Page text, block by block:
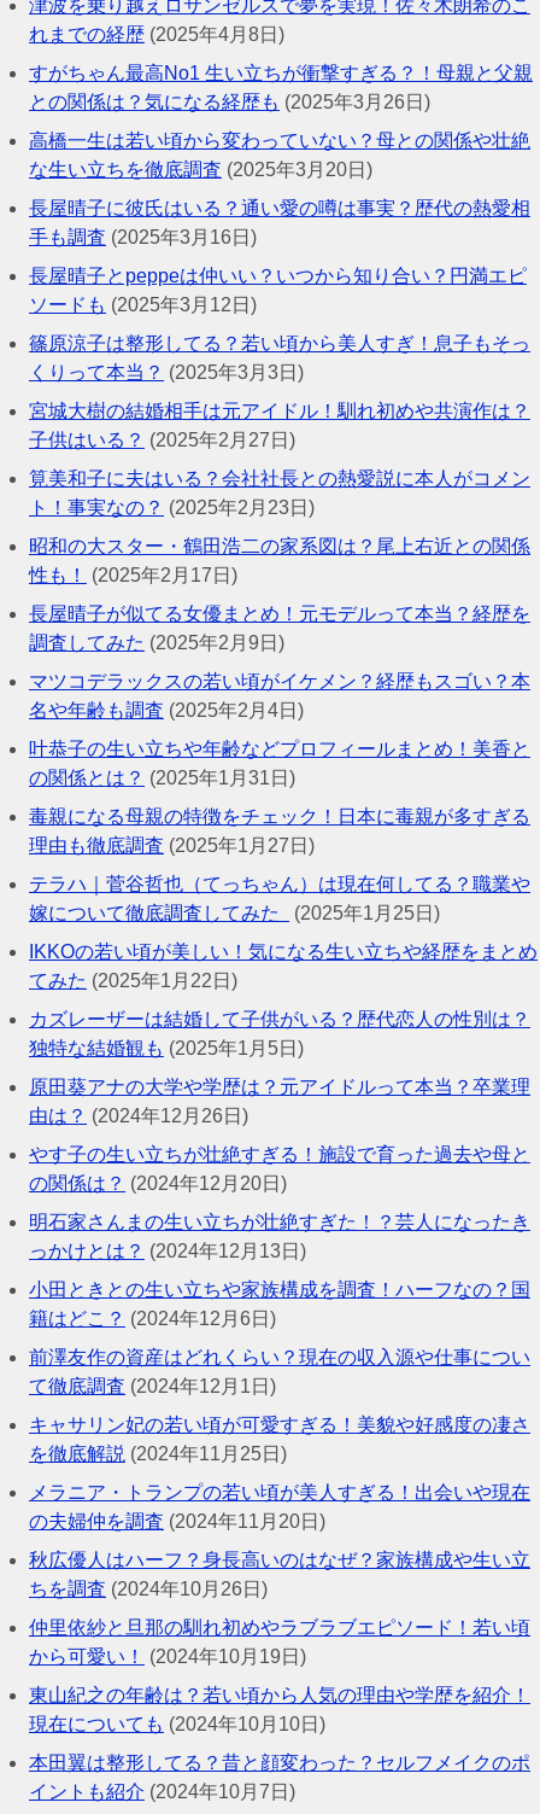
津波を乗り越えロサンゼルスで夢を実現！佐々木朗希のこ
れまでの経歴 (2025年4月8日)
すがちゃん最高No1 生い立ちが衝撃すぎる？！母親と父親
との関係は？気になる経歴も (2025年3月26日)
高橋一生は若い頃から変わっていない？母との関係や壮絶
な生い立ちを徹底調査 (2025年3月20日)
長屋晴子に彼氏はいる？通い愛の噂は事実？歴代の熱愛相
手も調査 (2025年3月16日)
長屋晴子とpeppeは仲いい？いつから知り合い？円満エピ
ソードも (2025年3月12日)
篠原涼子は整形してる？若い頃から美人すぎ！息子もそっ
くりって本当？ (2025年3月3日)
宮城大樹の結婚相手は元アイドル！馴れ初めや共演作は？
子供はいる？ (2025年2月27日)
筧美和子に夫はいる？会社社長との熱愛説に本人がコメン
ト！事実なの？ (2025年2月23日)
昭和の大スター・鶴田浩二の家系図は？尾上右近との関係
性も！
(2025年2月17日)
長屋晴子が似てる女優まとめ！元モデルって本当？経歴を
調査してみた (2025年2月9日)
マツコデラックスの若い頃がイケメン？経歴もスゴい？本
名や年齢も調査 (2025年2月4日)
叶恭子の生い立ちや年齢などプロフィールまとめ！美香と
の関係とは？ (2025年1月31日)
毒親になる母親の特徴をチェック！日本に毒親が多すぎる
理由も徹底調査 (2025年1月27日)
テラハ｜菅谷哲也（てっちゃん）は現在何してる？職業や
嫁について徹底調査してみた
(2025年1月25日)
IKKOの若い頃が美しい！気になる生い立ちや経歴をまとめ
てみた (2025年1月22日)
カズレーザーは結婚して子供がいる？歴代恋人の性別は？
独特な結婚観も (2025年1月5日)
原田葵アナの大学や学歴は？元アイドルって本当？卒業理
由は？ (2024年12月26日)
やす子の生い立ちが壮絶すぎる！施設で育った過去や母と
の関係は？ (2024年12月20日)
明石家さんまの生い立ちが壮絶すぎた！？芸人になったき
っかけとは？ (2024年12月13日)
小田ときとの生い立ちや家族構成を調査！ハーフなの？国
籍はどこ？ (2024年12月6日)
前澤友作の資産はどれくらい？現在の収入源や仕事につい
て徹底調査 (2024年12月1日)
キャサリン妃の若い頃が可愛すぎる！美貌や好感度の凄さ
を徹底解説 (2024年11月25日)
メラニア・トランプの若い頃が美人すぎる！出会いや現在
の夫婦仲を調査 (2024年11月20日)
秋広優人はハーフ？身長高いのはなぜ？家族構成や生い立
ちを調査 (2024年10月26日)
仲里依紗と旦那の馴れ初めやラブラブエピソード！若い頃
から可愛い！
(2024年10月19日)
東山紀之の年齢は？若い頃から人気の理由や学歴を紹介！
現在についても (2024年10月10日)
本田翼は整形してる？昔と顔変わった？セルフメイクのポ
イントも紹介 (2024年10月7日)